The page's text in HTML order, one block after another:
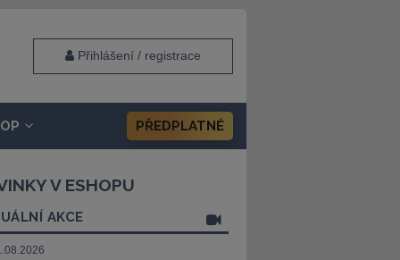
Přihlášení / registrace
PŘEDPLATNÉ
V ESHOPU
AKCE